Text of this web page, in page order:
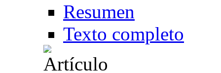
Resumen
Texto completo